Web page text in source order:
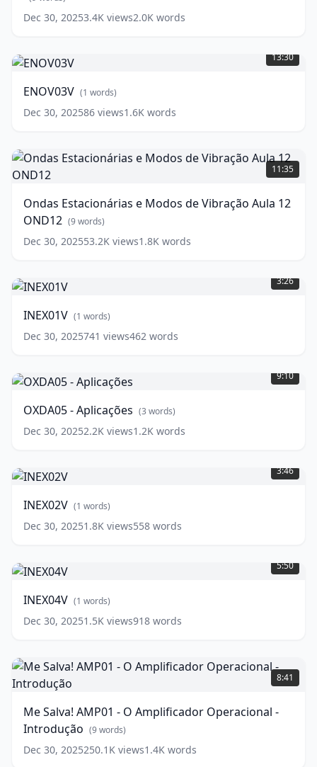
Me
words)
Dec 30, 20253.4K views2.0K words
words)
13:30
ENOV03V (1 words)
Dec 30, 202586 views1.6K words
Ondas
Estacionárias
e
de
Vibração
Aula
12
words)
11:35
Ondas Estacionárias e Modos de Vibração Aula 12
OND12 (9words)
Dec 30, 202553.2K views1.8K words
words)
3:26
INEX01V (1 words)
Dec 30, 2025741 views462 words
-
Aplicações (3
9:10
OXDA05 - Aplicações (3 words)
Dec 30, 20252.2K views1.2K words
words)
3:46
INEX02V (1 words)
Dec 30, 20251.8K views558 words
words)
5:50
INEX04V (1 words)
Dec 30, 20251.5K views918 words
Me
Salva!
AMP01
O
Amplificador
Operacional
8:41
Me Salva! AMP01 - O Amplificador Operacional -
Introdução (9words)
Dec 30, 2025250.1K views1.4K words